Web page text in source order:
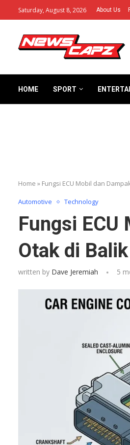
Saturday, August 8, 2026 About Us
HOME SPORT
Home » Fungsi ECU Mobil dan
Automotive Technology
Fungsi ECU
Otak di
written by Dave Jeremiah 5